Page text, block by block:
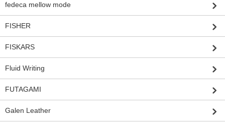
fedeca mellow mode
FISHER
FISKARS
Fluid Writing
FUTAGAMI
Galen Leather